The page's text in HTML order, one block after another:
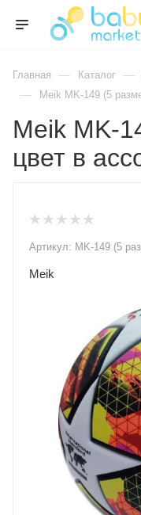
Главная — Каталог —
— Meik MK-149 (5
Meik MK-
цвет в
Артикул: MK-149 (5
Meik